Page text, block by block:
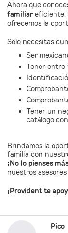
Ahora que
familiareficiente,
ofrecemos la
Solo necesitas
Ser
Tener entre
Tener un
catálogo
Brindamos la
familia con
¡No lo pienses
nuestros
¡Provident te
Pico